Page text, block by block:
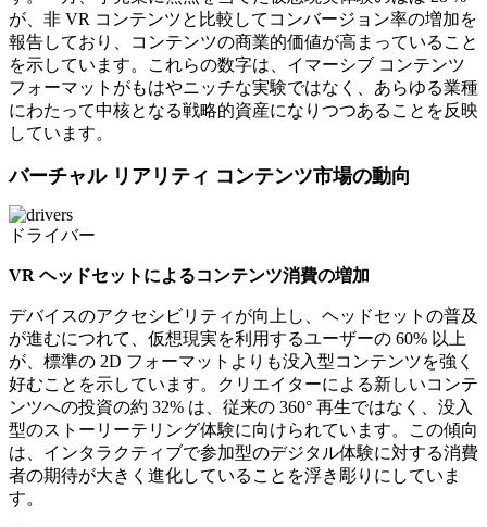
が、非 VR コンテンツと比較してコンバージョン率の増加を
報告しており、コンテンツの商業的価値が高まっていること
を示しています。これらの数字は、イマーシブ コンテンツ
フォーマットがもはやニッチな実験ではなく、あらゆる業種
にわたって中核となる戦略的資産になりつつあることを反映
しています。
バーチャル リアリティ コンテンツ市場の動向
ドライバー
VR ヘッドセットによるコンテンツ消費の増加
デバイスのアクセシビリティが向上し、ヘッドセットの普及
が進むにつれて、仮想現実を利用するユーザーの 60% 以上
が、標準の 2D フォーマットよりも没入型コンテンツを強く
好むことを示しています。クリエイターによる新しいコンテ
ンツへの投資の約 32% は、従来の 360° 再生ではなく、没入
型のストーリーテリング体験に向けられています。この傾向
は、インタラクティブで参加型のデジタル体験に対する消費
者の期待が大きく進化していることを浮き彫りにしていま
す。